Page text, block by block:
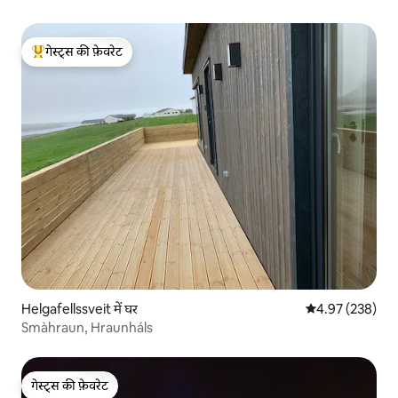
गेस्ट्स का टॉप फ़ेवरेट
गेस्ट्स की फ़ेवरेट
Helgafellssveit में घर औसत रेटिंग 5 में से
4.97 (238)
Smàhraun, Hraunháls
गेस्ट्स की फ़ेवरेट